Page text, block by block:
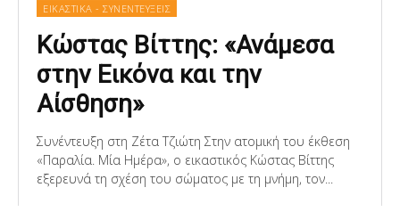
ΕΙΚΑΣΤΙΚΑ - ΣΥΝΕΝΤΕΥΞΕΙΣ
Κώστας Βίττης: «Ανάμεσα
στην Εικόνα και την
Αίσθηση»
Συνέντευξη στη Ζέτα Τζιώτη Στην ατομική του έκθεση
«Παραλία. Μία Ημέρα», ο εικαστικός Κώστας Βίττης
εξερευνά τη σχέση του σώματος με τη μνήμη, τον...